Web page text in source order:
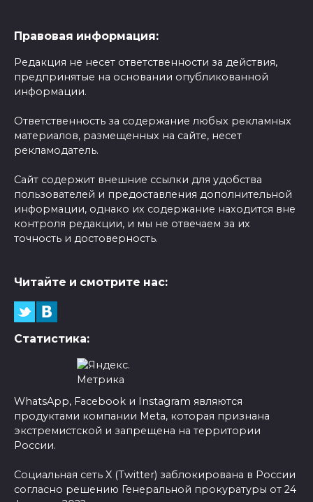
Правовая информация:
Редакция не несет ответственности за действия,
предпринятые на основании опубликованной
информации.
Ответственность за содержание любых рекламных
материалов, размещенных на сайте, несет
рекламодатель.
Сайт содержит внешние ссылки для удобства
пользователей и предоставления дополнительной
информации, однако их содержание находится вне
контроля редакции, и мы не отвечаем за их
точность и достоверность.
Читайте и смотрите нас:
Статистика:
WhatsApp, Facebook и Instagram являются
продуктами компании Meta, которая признана
экстремистской и запрещена на территории
России.
Социальная сеть X (Twitter) заблокирована в России
согласно решению Генеральной прокуратуры от 24